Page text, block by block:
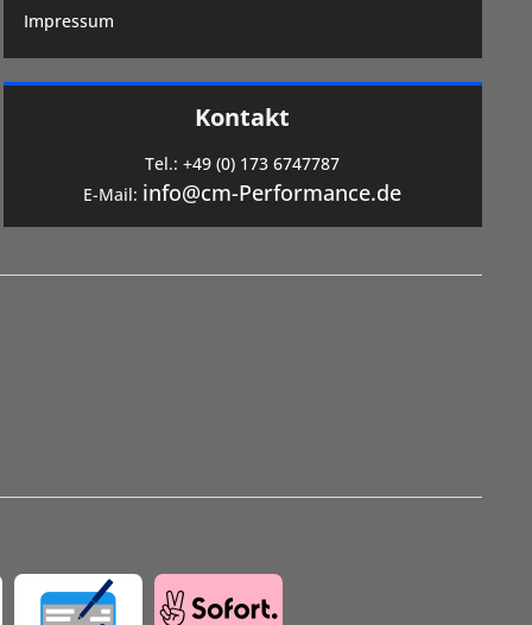
Impressum
Kontakt
Tel.:+49 (0) 173 6747787
E-Mail: info@cm-Performance.de